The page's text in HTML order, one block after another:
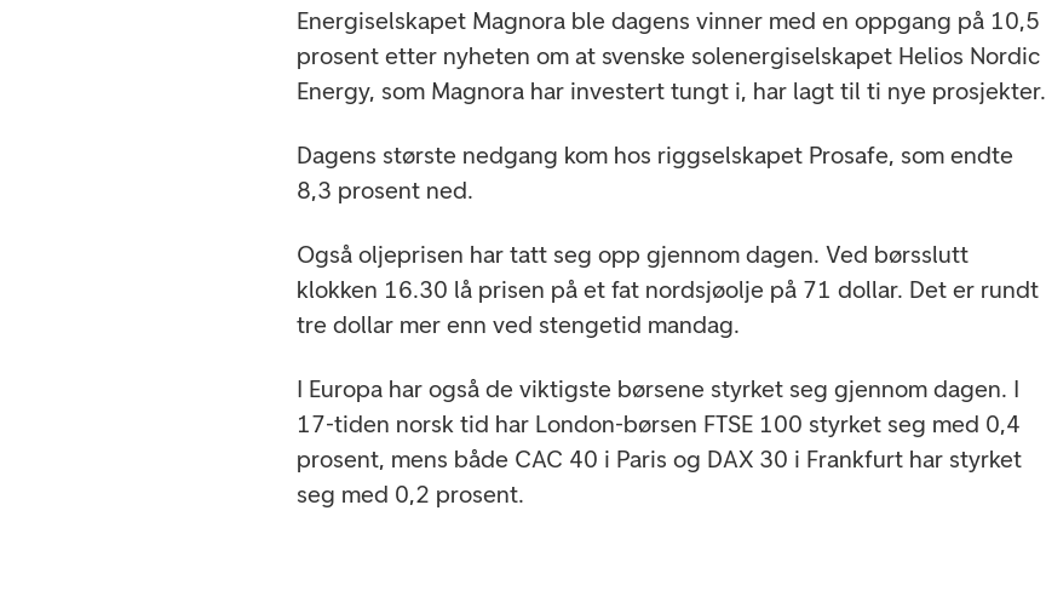
Energiselskapet Magnora ble dagens vinner med en oppgang på 10,5
prosent etter nyheten om at svenske solenergiselskapet Helios Nordic
Energy, som Magnora har investert tungt i, har lagt til ti nye prosjekter.
Dagens største nedgang kom hos riggselskapet Prosafe, som endte
8,3 prosent ned.
Også oljeprisen har tatt seg opp gjennom dagen. Ved børsslutt
klokken 16.30 lå prisen på et fat nordsjøolje på 71 dollar. Det er rundt
tre dollar mer enn ved stengetid mandag.
I Europa har også de viktigste børsene styrket seg gjennom dagen. I
17-tiden norsk tid har London-børsen FTSE 100 styrket seg med 0,4
prosent, mens både CAC 40 i Paris og DAX 30 i Frankfurt har styrket
seg med 0,2 prosent.